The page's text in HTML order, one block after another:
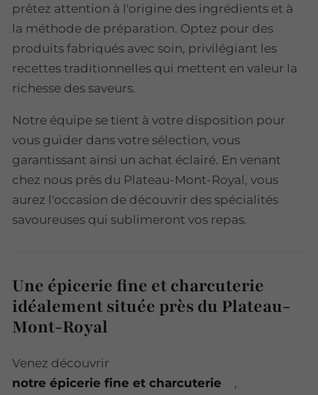
prêtez attention à l'origine des ingrédients et à
la méthode de préparation. Optez pour des
produits fabriqués avec soin, privilégiant les
recettes traditionnelles qui mettent en valeur la
richesse des saveurs.
Notre équipe se tient à votre disposition pour
vous guider dans votre sélection, vous
garantissant ainsi un achat éclairé. En venant
chez nous près du Plateau-Mont-Royal, vous
aurez l'occasion de découvrir des spécialités
savoureuses qui sublimeront vos repas.
Une épicerie fine et charcuterie
idéalement située près du Plateau-
Mont-Royal
Venez découvrir
notre épicerie fine et charcuterie
,